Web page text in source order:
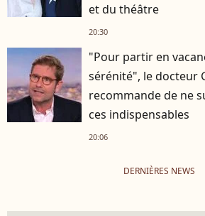
et du théâtre
20:30
"Pour partir en
sérénité", le docteur
recommande de ne
ces indispensables
20:06
DERNIÈRES NEWS